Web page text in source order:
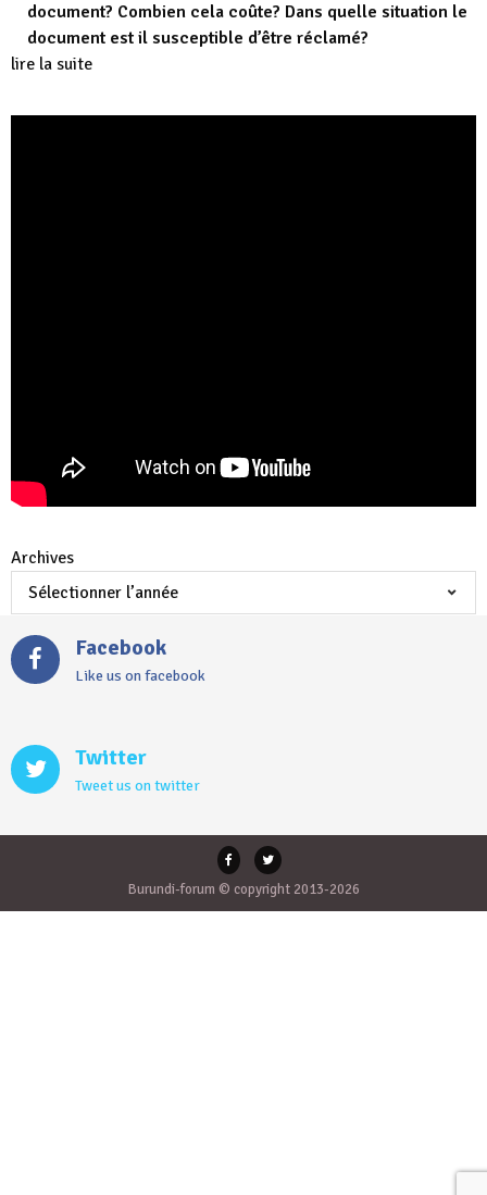
document? Combien cela coûte? Dans quelle situation le
document est il susceptible d’être réclamé?
lire la suite
Archives
Facebook
Like us on facebook
Twitter
Tweet us on twitter
Burundi-forum © copyright 2013-2026